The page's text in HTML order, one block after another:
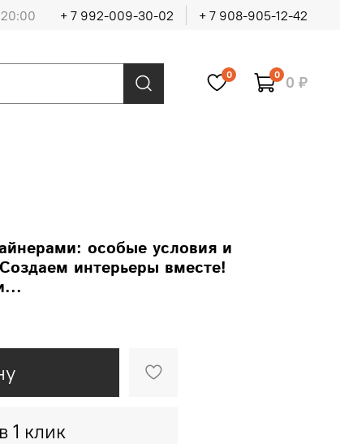
+ 7 992-009-30-02 + 7 908-905-12-42
0 0 0 ₽
особые условия и
интерьеры вместе!
1 клик